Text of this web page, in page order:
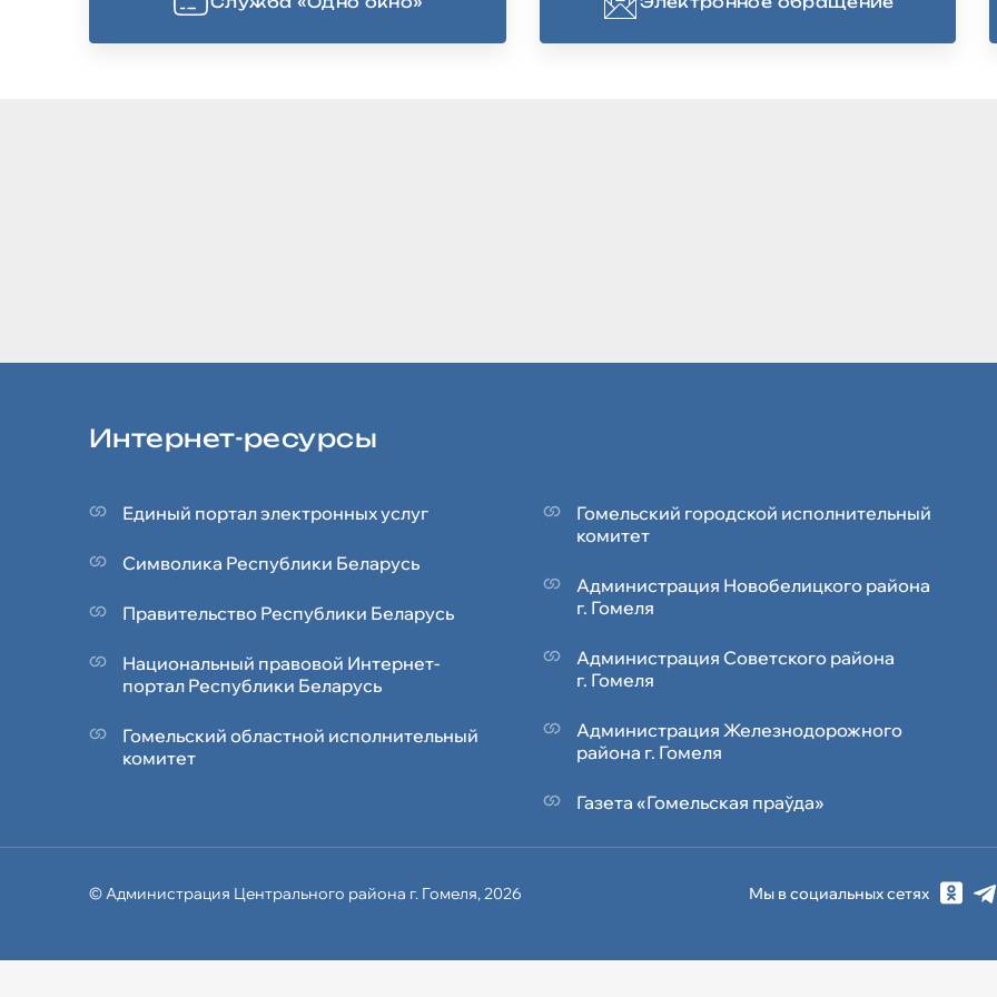
Интернет-ресурсы
Единый портал электронных услуг
Символика Реcпублики Беларусь
Правительство Республики Беларусь
Национальный правовой Интернет-
портал Республики Беларусь
Гомельский областной исполнительный
комитет
Гомельский городской исполнительный
комитет
Администрация Новобелицкого района
г. Гомеля
Администрация Советского района
г. Гомеля
Администрация Железнодорожного
района г. Гомеля
Газета «Гомельская праўда»
© Администрация Центрального района г. Гомеля, 2026 Мы в социальных сетях